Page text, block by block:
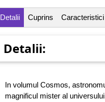
Detalii Cuprins Caracteristici
Detalii:
In volumul Cosmos,
magnificul mister al